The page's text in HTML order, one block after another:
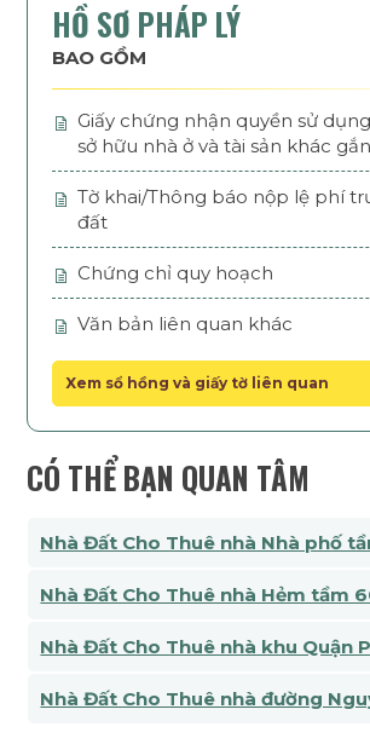
HỒ SƠ PHÁP LÝ
BAO GỒM
Giấy chứng nhận quyền sử
sở hữu nhà ở và tài sản khác
Tờ khai/Thông báo nộp lệ phí
đất
Chứng chỉ quy hoạch
Văn bản liên quan khác
Xem sổ hồng và giấy tờ liên quan
CÓ THỂ BẠN QUAN TÂM
Nhà Đất Cho Thuê nhà Nhà phố
Nhà Đất Cho Thuê nhà Hẻm tầm
Nhà Đất Cho Thuê nhà khu Quận
Nhà Đất Cho Thuê nhà đường